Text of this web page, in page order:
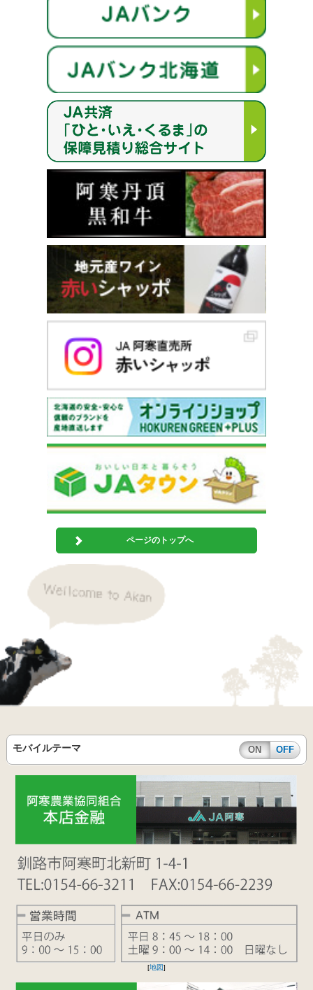
ページのトップへ
モバイルテーマ ON OFF
[地図]